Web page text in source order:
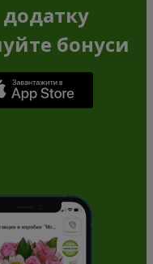
бонуси